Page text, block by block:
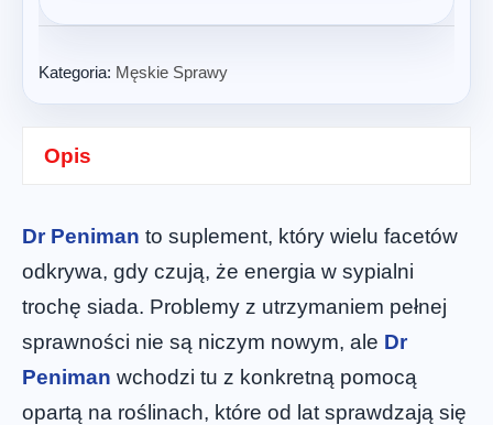
Kategoria: Męskie Sprawy
Opis
Dr Peniman to suplement, który wielu facetów
odkrywa, gdy czują, że energia w sypialni
trochę siada. Problemy z utrzymaniem pełnej
sprawności nie są niczym nowym, ale Dr
Peniman wchodzi tu z konkretną pomocą
opartą na roślinach, które od lat sprawdzają się